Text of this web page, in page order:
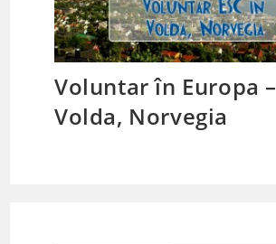
Voluntar în Europa –
Volda, Norvegia